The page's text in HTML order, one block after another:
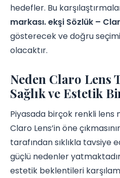
hedefler. Bu
markası. ekşi Sözlük –
gösterecek ve doğru
olacaktır.
Neden Claro Lens
Sağlık ve Estetik
Piyasada birçok renkli lens
Claro Lens’in öne
tarafından sıklıkla tavsiye
güçlü nedenler
estetik beklentileri